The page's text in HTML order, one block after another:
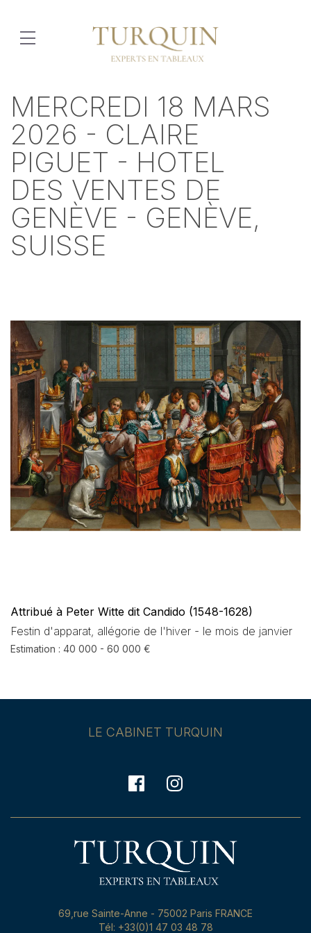
MERCREDI 18 MARS
2026 - CLAIRE
PIGUET - HOTEL
DES VENTES DE
GENÈVE - GENÈVE,
SUISSE
Attribué à Peter Witte dit Candido (1548-1628)
Festin d'apparat, allégorie de l'hiver - le mois de janvier
Estimation : 40 000 - 60 000 €
LE CABINET TURQUIN
69,rue Sainte-Anne - 75002 Paris FRANCE
Tél: +33(0)1 47 03 48 78